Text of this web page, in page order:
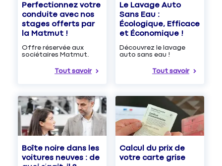
Perfectionnez votre
conduite avec nos
stages offerts par
la Matmut !
Offre réservée aux
sociétaires Matmut.
Tout savoir
Le Lavage Auto
Sans Eau :
Écologique, Efficace
et Économique !
Découvrez le lavage
auto sans eau !
Tout savoir
Boîte noire dans les
voitures neuves : de
Calcul du prix de
votre carte grise